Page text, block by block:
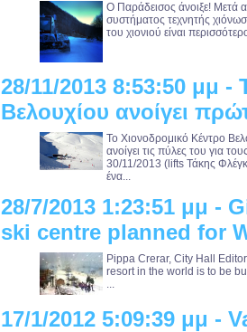
Ο Παράδεισος άνοιξε! Μετά
συστήματος τεχνητής
του χιονιού είναι
28/11/2013 8:53:50 μμ -
Βελουχίου ανοίγει
Το Χιονοδρομικό Κέντρο
ανοίγει τις πύλες του για
30/11/2013 (lifts Τάκης
ένα...
28/7/2013 1:23:51 μμ -
ski centre planned for
Pippa Crerar, City Hall
resort in the world is to be
...
17/1/2012 5:09:39 μμ -